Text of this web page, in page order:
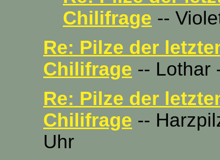
Chilifrage --
Re: Pilze der
Chilifrage -- Lothar
Re: Pilze der
Chilifrage --
Uhr